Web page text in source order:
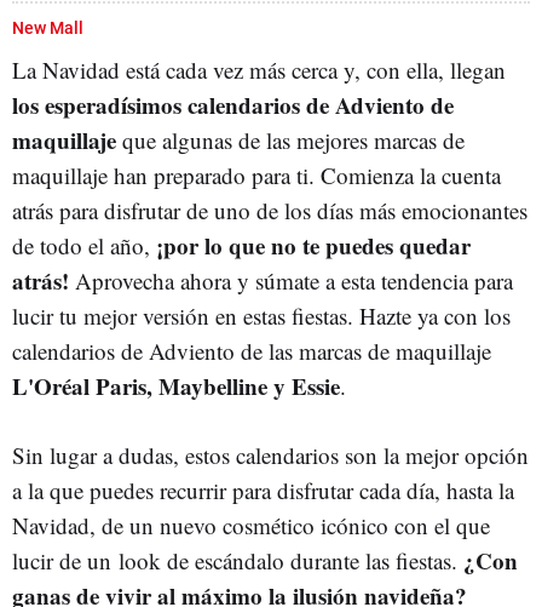
New Mall
La Navidad está cada vez más cerca y, con ella, llegan
los esperadísimos calendarios de Adviento de
maquillaje que algunas de las mejores marcas de
maquillaje han preparado para ti. Comienza la cuenta
atrás para disfrutar de uno de los días más emocionantes
de todo el año, ¡por lo que no te puedes quedar
atrás! Aprovecha ahora y súmate a esta tendencia para
lucir tu mejor versión en estas fiestas. Hazte ya con los
calendarios de Adviento de las marcas de maquillaje
L'Oréal Paris, Maybelline y Essie.
Sin lugar a dudas, estos calendarios son la mejor opción
a la que puedes recurrir para disfrutar cada día, hasta la
Navidad, de un nuevo cosmético icónico con el que
lucir de un look de escándalo durante las fiestas. ¿Con
ganas de vivir al máximo la ilusión navideña?